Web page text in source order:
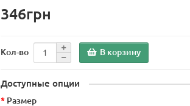
346грн
Кол-во В корзину
Доступные опции
Размер